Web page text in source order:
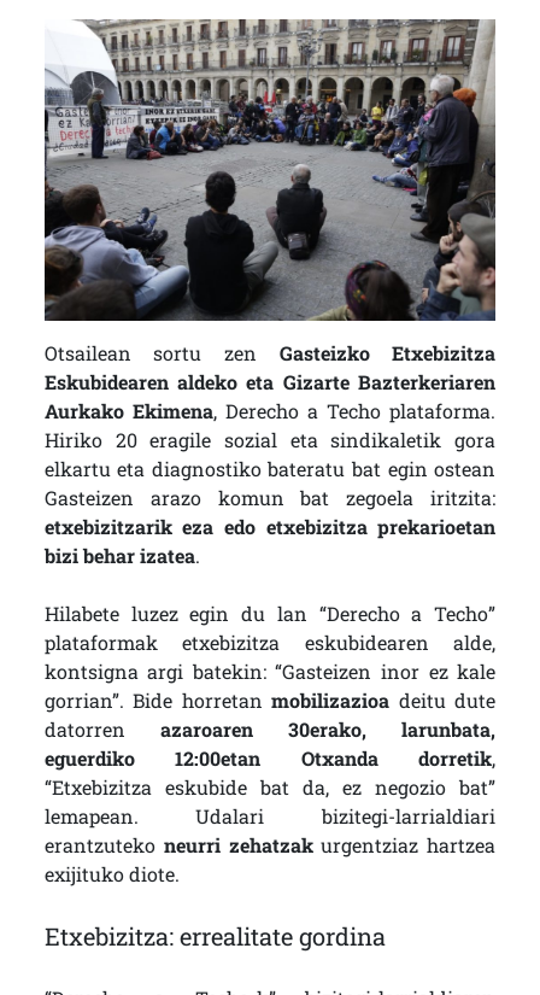
Otsailean sortu zen Gasteizko Etxebizitza
Eskubidearen aldeko eta Gizarte Bazterkeriaren
Aurkako Ekimena, Derecho a Techo plataforma.
Hiriko 20 eragile sozial eta sindikaletik gora
elkartu eta diagnostiko bateratu bat egin ostean
Gasteizen arazo komun bat zegoela iritzita:
etxebizitzarik eza edo etxebizitza prekarioetan
bizi behar izatea.
Hilabete luzez egin du lan “Derecho a Techo”
plataformak etxebizitza eskubidearen alde,
kontsigna argi batekin: “Gasteizen inor ez kale
gorrian”. Bide horretanmobilizazioa deitu dute
datorren azaroaren 30erako, larunbata,
eguerdiko 12:00etan Otxanda dorretik,
“Etxebizitza eskubide bat da, ez negozio bat”
lemapean. Udalari bizitegi-larrialdiari
erantzuteko neurri zehatzakurgentziaz hartzea
exijituko diote.
Etxebizitza: errealitate gordina